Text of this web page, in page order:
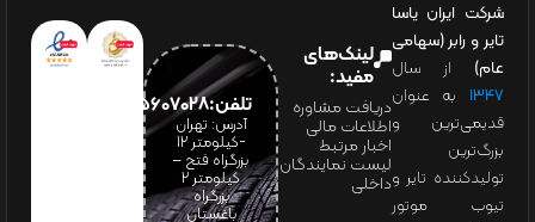
شرکت ایران یاسا
تایر و رابر (سهامی
عام) از سال
۱۳۴۷ به عنوان
قدیمی‌ترین و
بزرگ‌ترین
تولیدکننده تایر و
تیوب موتور
لینک‌های
مفید:
دریافت مشاوره
اطلاعات مالی
اخبار مرتبط
لیست نمایندگان
داخلی
تلفن:65607028(021)
آدرس: تهران
-کیلومتر 12
بزرگراه فتح –
کیلومتر ۲
بزرگراه
باغستان